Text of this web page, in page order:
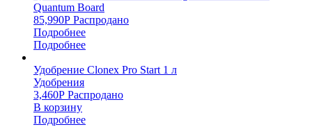
Quantum Board
85,990Р Распродано
Подробнее
Подробнее
Удобрение Clonex Pro Start 1 л
Удобрения
3,460Р Распродано
В корзину
Подробнее